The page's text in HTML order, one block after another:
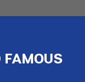
FAMOUS